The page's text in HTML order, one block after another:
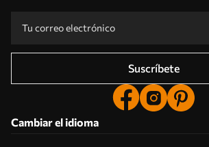
Suscríbete
Cambiar el idioma